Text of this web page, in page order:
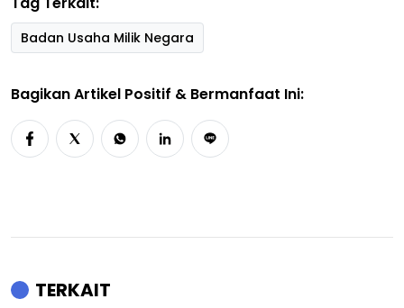
Badan Usaha Milik Negara
Bagikan Artikel Positif & Bermanfaat Ini:
TERKAIT